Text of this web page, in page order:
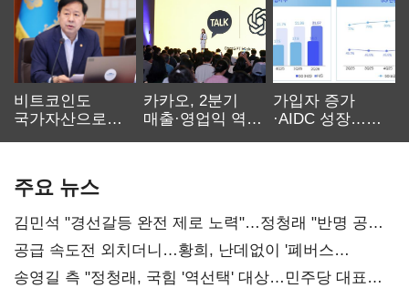
비트코인도
국가자산으로…'
카카오, 2분기
매출·영업익 역대
가입자 증가
·AIDC 성장…
주요 뉴스
김민석 "경선갈등 완전 제로 노력"…정청래 "반명 공세
사과부터"
공급 속도전 외치더니…황희, 난데없이 '폐버스
리모델링' 제안
송영길 측 "정청래, 국힘 '역선택' 대상…민주당 대표로